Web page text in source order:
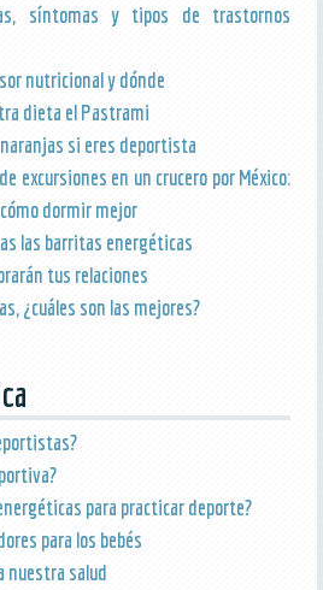
síntomas y tipos de trastornos
nutricional y dónde
dieta el Pastrami
si eres deportista
excursiones en un crucero por México:
dormir mejor
las barritas energéticas
tus relaciones
¿cuáles son las mejores?
para practicar deporte?
para los bebés
nuestra salud